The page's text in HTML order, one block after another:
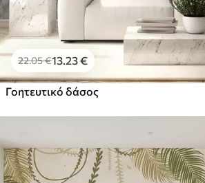
22.05€13.23€
Γοητευτικό δάσος